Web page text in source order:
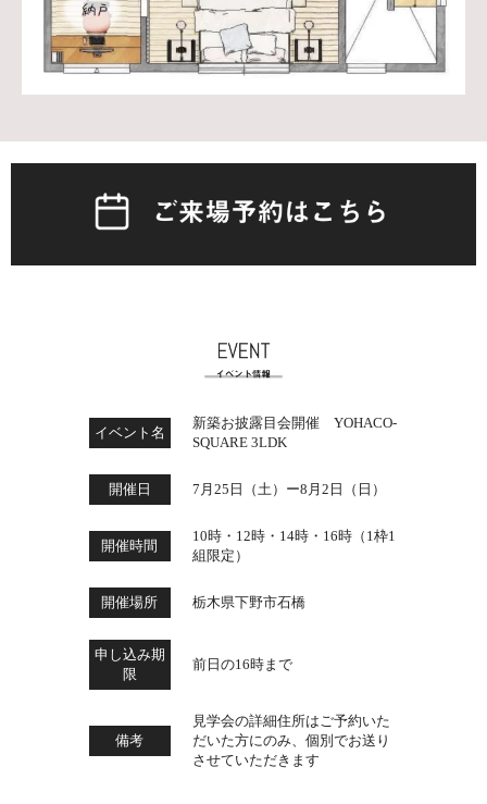
イベント名
新築お披露目会開催 YOHACO-
SQUARE 3LDK
開催日 7月25日（土）ー8月2日（日）
開催時間
10時・12時・14時・16時（1枠1
組限定）
開催場所 栃木県下野市石橋
申し込み期
限
前日の16時まで
備考
見学会の詳細住所はご予約いた
だいた方にのみ、個別でお送り
させていただきます